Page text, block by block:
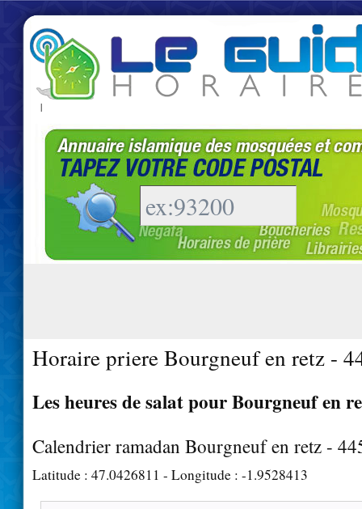
|
Horaire priere Bourgneuf en retz -
Les heures de salat pour Bourgneuf en
Calendrier ramadan Bourgneuf en retz -
Latitude : 47.0426811 - Longitude : -1.9528413